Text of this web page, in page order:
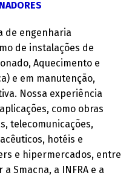
de engenharia
de instalações de
Aquecimento e
e em manutenção,
Nossa experiência
como obras
telecomunicações,
hotéis e
e hipermercados, entre
Smacna, a INFRA e a